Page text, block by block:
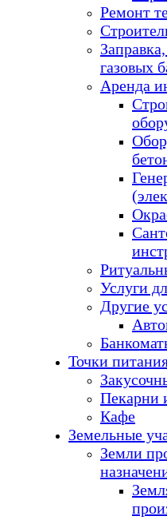
Ремонт
газовых
Аренда
Услуги
Другие
Точки
Пекарни
Кафе
Земельные
Земли